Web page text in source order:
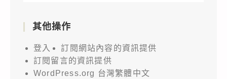
其他操作
登入
訂閱網站內容的資訊提供
訂閱留言的資訊提供
WordPress.org 台灣繁體中文